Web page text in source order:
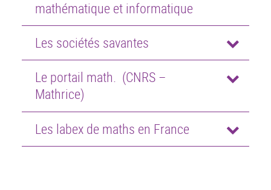
mathématique et informatique
Les sociétés savantes
Le portail math. (CNRS –
Mathrice)
Les labex de maths en France